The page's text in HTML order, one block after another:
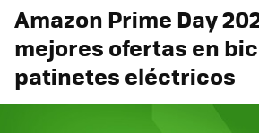
Amazon Prime Day
mejores ofertas en
patinetes eléctricos